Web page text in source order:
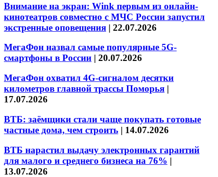
Внимание на экран: Wink первым из онлайн-
кинотеатров совместно с МЧС России запустил
экстренные оповещения | 22.07.2026
МегаФон назвал самые популярные 5G-
смартфоны в России | 20.07.2026
МегаФон охватил 4G-сигналом десятки
километров главной трассы Поморья |
17.07.2026
ВТБ: заёмщики стали чаще покупать готовые
частные дома, чем строить | 14.07.2026
ВТБ нарастил выдачу электронных гарантий
для малого и среднего бизнеса на 76% |
13.07.2026